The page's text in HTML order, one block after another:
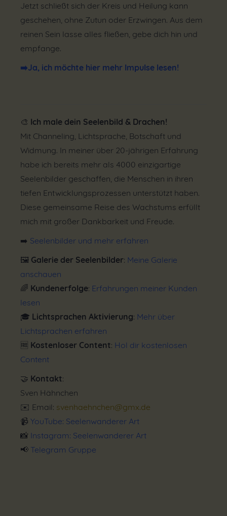
Jetzt schließt sich der Kreis und Heilung kann
geschehen, ohne Zutun oder Erzwingen. Aus dem
reinen Sein lasse alles fließen, gebe dich hin und
empfange.
➡️Ja, ich möchte hier mehr Impulse lesen!
🎨 Ich male dein Seelenbild & Drachen!
Mit Channeling, Lichtsprache, Botschaft und
Widmung. In meiner über 20-jährigen Erfahrung
habe ich bereits mehr als 4000 einzigartige
Seelenbilder geschaffen, die Menschen in ihren
tiefen Entwicklungsprozessen unterstützt haben.
Diese gemeinsame Reise des Wachstums erfüllt
mich mit großer Dankbarkeit und Freude.
➡️ Seelenbilder und mehr erfahren
🖼 Galerie der Seelenbilder: Meine Galerie
anschauen
🌈 Kundenerfolge: Erfahrungen meiner Kunden
lesen
🎓 Lichtsprachen Aktivierung: Mehr über
Lichtsprachen erfahren
🆓 Kostenloser Content: Hol dir kostenlosen
Content
🤝 Kontakt:
Sven Hähnchen
✉️ Email: svenhaehnchen@gmx.de
📹 YouTube: Seelenwanderer Art
📸 Instagram: Seelenwanderer Art
📢 Telegram Gruppe